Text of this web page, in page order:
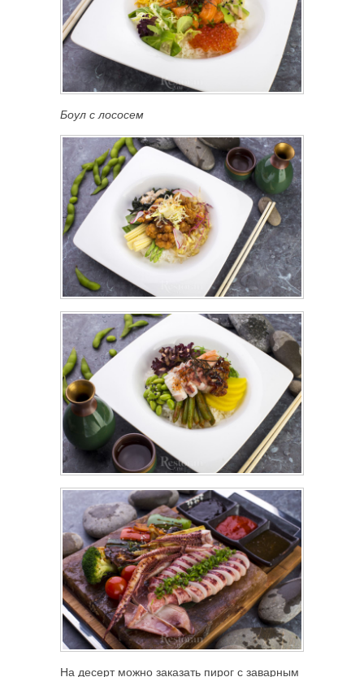
Боул с лососем
На десерт можно заказать пирог с заварным